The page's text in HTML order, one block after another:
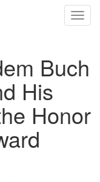
Buch
His
Honor